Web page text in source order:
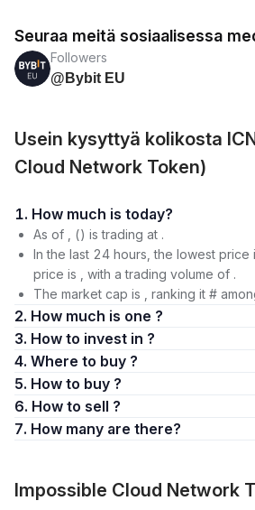
Seuraa meitä sosiaalisessa
Followers
@Bybit EU
Usein kysyttyä kolikosta
Cloud Network Token)
1. How much is today?
As of , () is trading at .
In the last 24 hours, the lowest price
price is , with a trading volume of .
The market cap is , ranking it #
2. How much is one ?
3. How to invest in ?
4. Where to buy ?
5. How to buy ?
6. How to sell ?
7. How many are there?
Impossible Cloud Network